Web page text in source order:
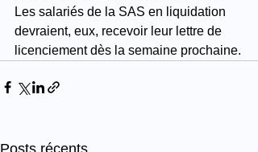
Les salariés de la SAS en liquidation
devraient, eux, recevoir leur lettre de
licenciement dès la semaine prochaine.
Posts récents